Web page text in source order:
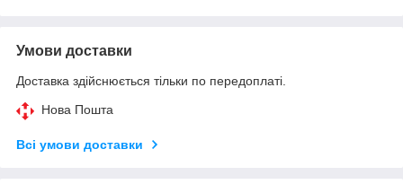
Умови доставки
Доставка здійснюється тільки по передоплаті.
Нова Пошта
Всі умови доставки